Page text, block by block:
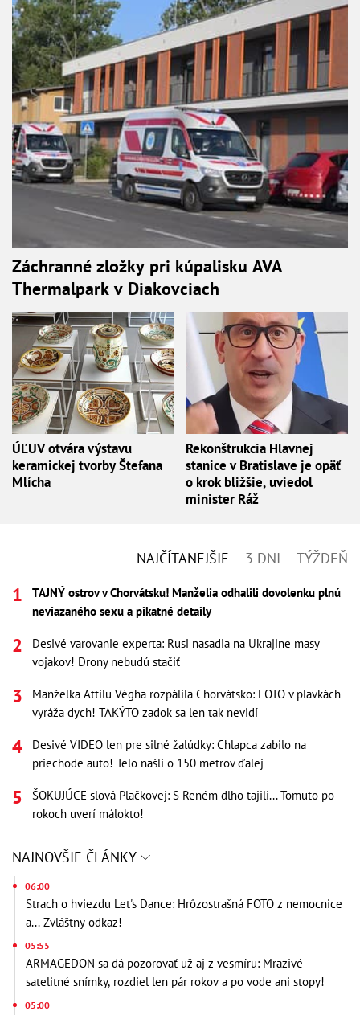
Záchranné zložky pri kúpalisku AVA
Thermalpark v Diakovciach
ÚĽUV otvára výstavu
keramickej tvorby Štefana
Mlícha
Rekonštrukcia Hlavnej
stanice v Bratislave je opäť
o krok bližšie, uviedol
minister Ráž
NAJČÍTANEJŠIE 3 DNI TÝŽDEŇ
TAJNÝ ostrov v Chorvátsku! Manželia odhalili dovolenku plnú
neviazaného sexu a pikatné detaily
Desivé varovanie experta: Rusi nasadia na Ukrajine masy
vojakov! Drony nebudú stačiť
Manželka Attilu Végha rozpálila Chorvátsko: FOTO v plavkách
vyráža dych! TAKÝTO zadok sa len tak nevidí
Desivé VIDEO len pre silné žalúdky: Chlapca zabilo na
priechode auto! Telo našli o 150 metrov ďalej
ŠOKUJÚCE slová Plačkovej: S Reném dlho tajili... Tomuto po
rokoch uverí málokto!
NAJNOVŠIE ČLÁNKY
06:00
Strach o hviezdu Let's Dance: Hrôzostrašná FOTO z nemocnice
a... Zvláštny odkaz!
05:55
ARMAGEDON sa dá pozorovať už aj z vesmíru: Mrazivé
satelitné snímky, rozdiel len pár rokov a po vode ani stopy!
05:00